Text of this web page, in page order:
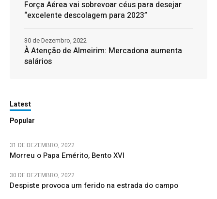
Força Aérea vai sobrevoar céus para desejar
“excelente descolagem para 2023”
À Atenção de Almeirim: Mercadona aumenta
salários
30 de Dezembro, 2022
Latest
Popular
31 DE DEZEMBRO, 2022
Morreu o Papa Emérito, Bento XVI
30 DE DEZEMBRO, 2022
Despiste provoca um ferido na estrada do campo